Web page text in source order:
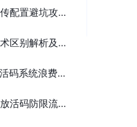
微信二维码活码制作与广告回传配置避坑攻略及高优平台榜单
微信活码与普通群二维码的技术区别解析及长期维护原理
起步微商月加粉不到500，买活码系统浪费钱吗？
团队用抖音卡片引流，评论区放活码防限流与检测屏蔽精选榜单